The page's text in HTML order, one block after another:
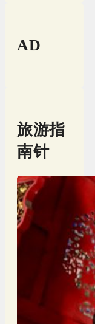
AD
旅游指
南针